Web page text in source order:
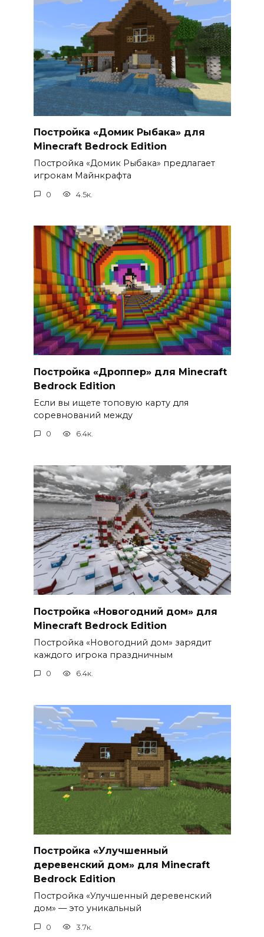
Постройка «Домик Рыбака» для
Minecraft Bedrock Edition
Постройка «Домик Рыбака» предлагает
игрокам Майнкрафта
0 4.5к.
Постройка «Дроппер» для Minecraft
Bedrock Edition
Если вы ищете топовую карту для
соревнований между
0 6.4к.
Постройка «Новогодний дом» для
Minecraft Bedrock Edition
Постройка «Новогодний дом» зарядит
каждого игрока праздничным
0 6.4к.
Постройка «Улучшенный
деревенский дом» для Minecraft
Bedrock Edition
Постройка «Улучшенный деревенский
дом» — это уникальный
0 3.7к.